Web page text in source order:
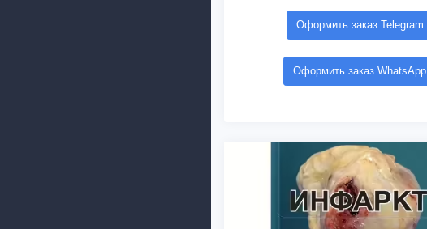
Оформить заказ Telegram
Оформить заказ WhatsApp